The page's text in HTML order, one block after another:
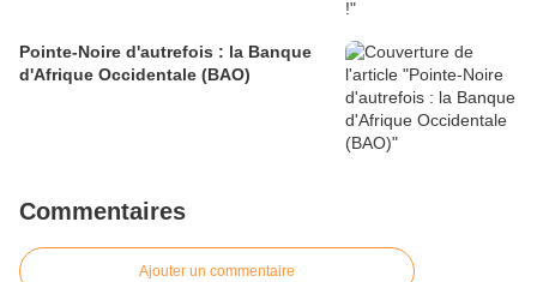
Pointe-Noire d'autrefois : la Banque
d'Afrique Occidentale (BAO)
Commentaires
Ajouter un commentaire